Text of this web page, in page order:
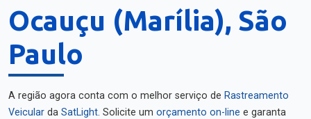
Ocauçu (Marília), São
Paulo
A região agora conta com o melhor serviço de Rastreamento
Veicular da SatLight. Solicite um orçamento on-line e garanta